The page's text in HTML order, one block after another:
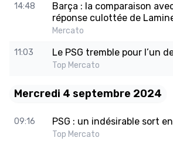
14:48
Barça : la comparaison
réponse culottée de
Mercato
11:03 Le PSG tremble pour l’un
Top Mercato
Mercredi 4 septembre 2024
09:16 PSG : un indésirable sort
Top Mercato